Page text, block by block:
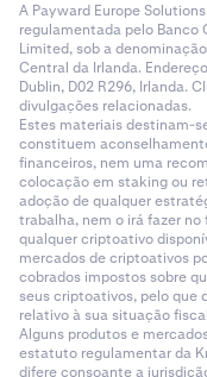
A Payward Europe
regulamentada pelo Banco
Limited, sob a
Central da Irlanda.
Dublin, D02 R296, Irlanda.
divulgações relacionadas.
Estes materiais destinam-
constituem
financeiros, nem uma
colocação em staking ou
adoção de qualquer
trabalha, nem o irá fazer
qualquer criptoativo
mercados de criptoativos
cobrados impostos sobre
seus criptoativos, pelo que
relativo à sua situação
Alguns produtos e
estatuto regulamentar da
difere consoante a